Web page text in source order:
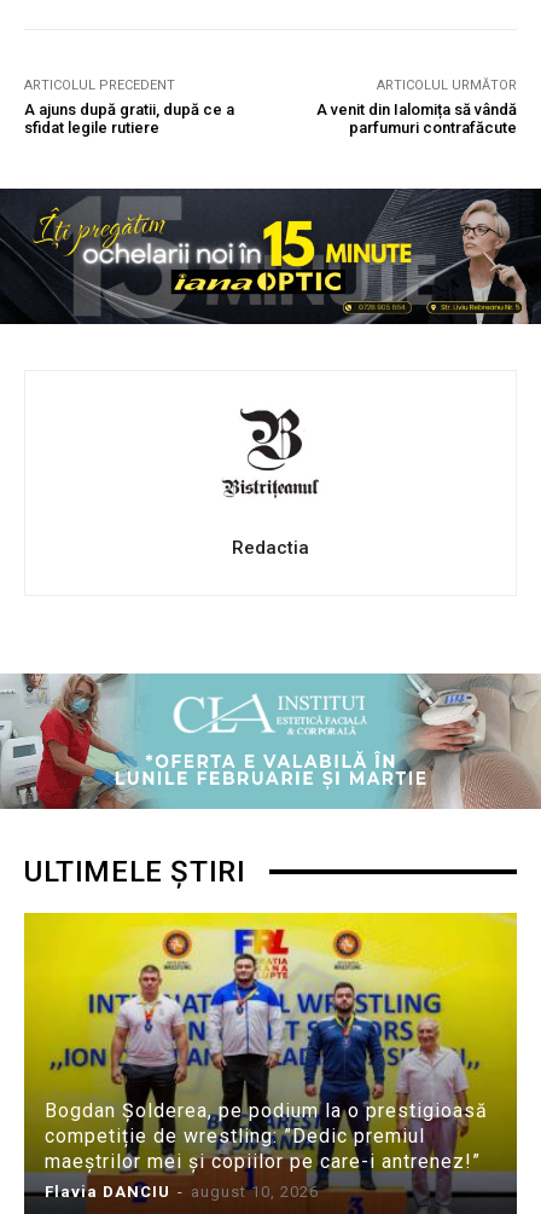
ARTICOLUL PRECEDENT
A ajuns după gratii, după ce a
sfidat legile rutiere
ARTICOLUL URMĂTOR
A venit din Ialomița să vândă
parfumuri contrafăcute
Redactia
ULTIMELE ȘTIRI
Bogdan Șolderea, pe podium la o prestigioasă
competiție de wrestling: ”Dedic premiul
maeștrilor mei și copiilor pe care-i antrenez!”
Flavia DANCIU - august 10, 2026